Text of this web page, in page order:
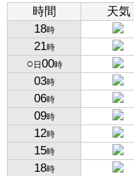
時間 天気
18時
21時
○ 日 00時
03時
06時
09時
12時
15時
18時